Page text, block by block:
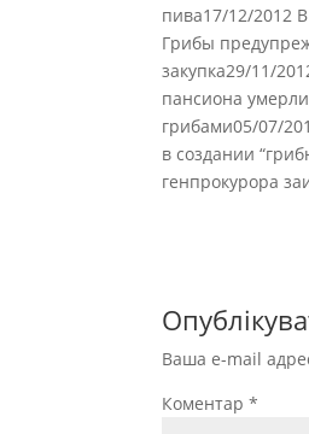
пива17/12/2012
Грибы
закупка29/11/
пансиона
грибами05/07/
в создании
генпрокурора
Ваша e-mail
Коментар*